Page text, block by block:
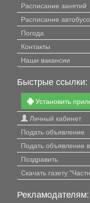
Расписание занятий
Расписание
Погода
Контакты
Наши вакансии
Быстрые ссылки:
Установить
Личный кабинет
Подать объявление
Подать объявление в
Поздравить
Скачать газету
Рекламодателям: